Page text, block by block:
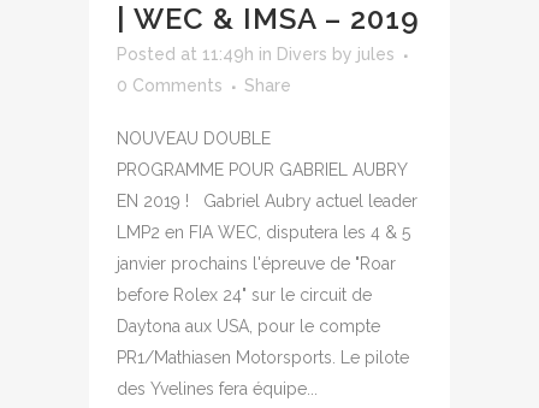
| WEC & IMSA – 2019
Posted at 11:49h in Divers by jules
0 Comments
Share
NOUVEAU DOUBLE
PROGRAMME POUR GABRIEL AUBRY
EN 2019 ! Gabriel Aubry actuel leader
LMP2 en FIA WEC, disputera les 4 & 5
janvier prochains l'épreuve de "Roar
before Rolex 24" sur le circuit de
Daytona aux USA, pour le compte
PR1/Mathiasen Motorsports. Le pilote
des Yvelines fera équipe...